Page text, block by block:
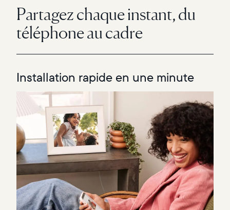
Partagez chaque instant, du
téléphone au cadre
Installation rapide en une minute